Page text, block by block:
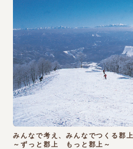
みんなで考え、みんなでつくる郡上
～ずっと郡上 もっと郡上～